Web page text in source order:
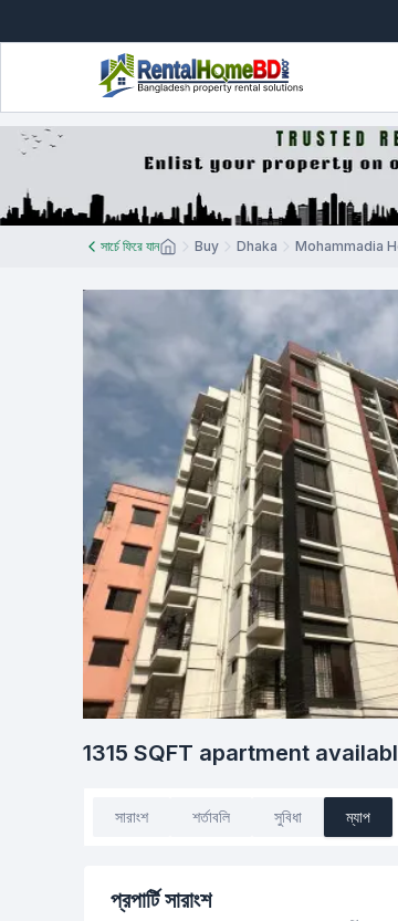
সার্চে ফিরে যান Buy Dhaka Mohammadia
1315 SQFT apartment
সারাংশ শর্তাবলি সুবিধা ম্যাপ
প্রপার্টি সারাংশ